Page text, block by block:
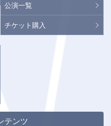
公演一覧
チケット購入
テンツ